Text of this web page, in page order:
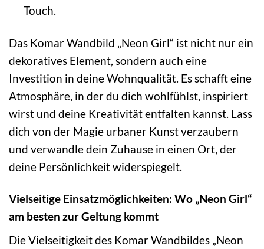
Touch.
Das Komar Wandbild „Neon Girl“ ist nicht nur ein
dekoratives Element, sondern auch eine
Investition in deine Wohnqualität. Es schafft eine
Atmosphäre, in der du dich wohlfühlst, inspiriert
wirst und deine Kreativität entfalten kannst. Lass
dich von der Magie urbaner Kunst verzaubern
und verwandle dein Zuhause in einen Ort, der
deine Persönlichkeit widerspiegelt.
Vielseitige Einsatzmöglichkeiten: Wo „Neon Girl“
am besten zur Geltung kommt
Die Vielseitigkeit des Komar Wandbildes „Neon